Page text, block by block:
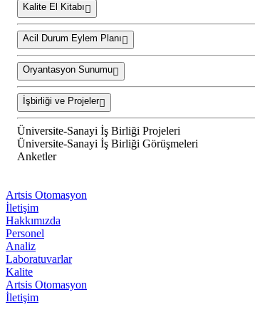
Kalite El Kitabı
Acil Durum Eylem Planı
Oryantasyon Sunumu
İşbirliği ve Projeler
Üniversite-Sanayi İş Birliği Projeleri
Üniversite-Sanayi İş Birliği Görüşmeleri
Anketler
Artsis Otomasyon
İletişim
Hakkımızda
Personel
Analiz
Laboratuvarlar
Kalite
Artsis Otomasyon
İletişim